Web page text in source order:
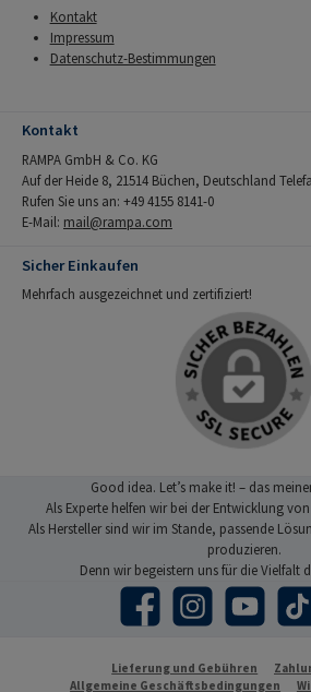
Kontakt
Impressum
Datenschutz-Bestimmungen
Kontakt
RAMPA GmbH & Co. KG
Auf der Heide 8, 21514 Büchen, Deutschland
Rufen Sie uns an: +49 4155 8141-0
E-Mail: mail@rampa.com
Sicher Einkaufen
Mehrfach ausgezeichnet und zertifiziert!
Good idea. Let’s make it! – das
Als Experte helfen wir bei der Entwicklung
Als Hersteller sind wir im Stande, passende
produzieren.
Denn wir begeistern uns für die Vielfalt
Facebook Instagram YouTube TikTok
Lieferung und Gebühren
Allgemeine Geschäftsbedingungen